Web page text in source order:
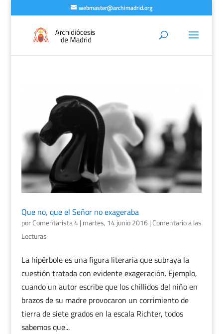
webmaster@archimadrid.org
Que no, que el Señor no exageraba
porComentarista 4| martes, 14 junio 2016|Comentario a las
Lecturas
La hipérbole es una figura literaria que subraya la
cuestión tratada con evidente exageración. Ejemplo,
cuando un autor escribe que los chillidos del niño en
brazos de su madre provocaron un corrimiento de
tierra de siete grados en la escala Richter, todos
sabemos que...